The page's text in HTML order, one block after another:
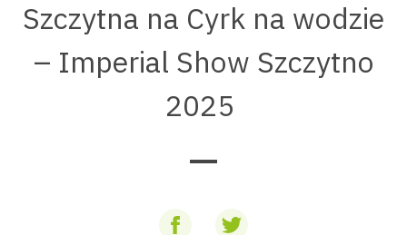
Szczytna na Cyrk na wodzie
– Imperial Show Szczytno
2025